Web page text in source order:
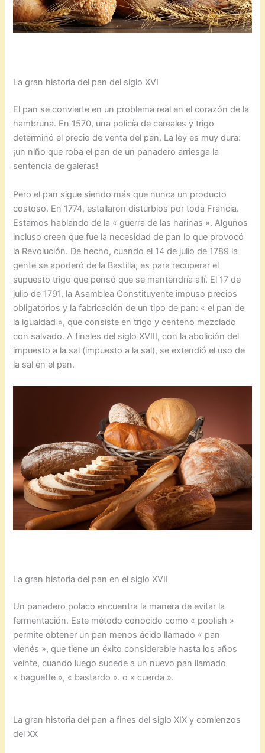
La gran historia del pan del siglo XVI
El pan se convierte en un problema real en el corazón de la
hambruna. En 1570, una policía de cereales y trigo
determinó el precio de venta del pan. La ley es muy dura:
¡un niño que roba el pan de un panadero arriesga la
sentencia de galeras!
Pero el pan sigue siendo más que nunca un producto
costoso. En 1774, estallaron disturbios por toda Francia.
Estamos hablando de la « guerra de las harinas ». Algunos
incluso creen que fue la necesidad de pan lo que provocó
la Revolución. De hecho, cuando el 14 de julio de 1789 la
gente se apoderó de la Bastilla, es para recuperar el
supuesto trigo que pensó que se mantendría allí. El 17 de
julio de 1791, la Asamblea Constituyente impuso precios
obligatorios y la fabricación de un tipo de pan: « el pan de
la igualdad », que consiste en trigo y centeno mezclado
con salvado. A finales del siglo XVIII, con la abolición del
impuesto a la sal (impuesto a la sal), se extendió el uso de
la sal en el pan.
La gran historia del pan en el siglo XVII
Un panadero polaco encuentra la manera de evitar la
fermentación. Este método conocido como « poolish »
permite obtener un pan menos ácido llamado « pan
vienés », que tiene un éxito considerable hasta los años
veinte, cuando luego sucede a un nuevo pan llamado
« baguette », « bastardo ». o « cuerda ».
La gran historia del pan a fines del siglo XIX y comienzos
del XX